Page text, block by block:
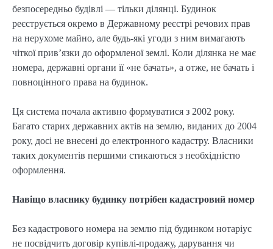
безпосередньо будівлі — тільки ділянці. Будинок
реєструється окремо в Державному реєстрі речових прав
на нерухоме майно, але будь-які угоди з ним вимагають
чіткої прив’язки до оформленої землі. Коли ділянка не має
номера, державні органи її «не бачать», а отже, не бачать і
повноцінного права на будинок.
Ця система почала активно формуватися з 2002 року.
Багато старих державних актів на землю, виданих до 2004
року, досі не внесені до електронного кадастру. Власники
таких документів першими стикаються з необхідністю
оформлення.
Навіщо власнику будинку потрібен кадастровий номер
Без кадастрового номера на землю під будинком нотаріус
не посвідчить договір купівлі-продажу, дарування чи